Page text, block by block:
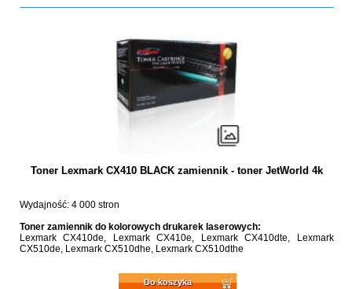
Toner Lexmark CX410 BLACK zamiennik - toner JetWorld 4k
Wydajność: 4 000 stron
Toner zamiennik do kolorowych drukarek laserowych:
Lexmark CX410de, Lexmark CX410e, Lexmark CX410dte, Lexmark
CX510de, Lexmark CX510dhe, Lexmark CX510dthe
Do koszyka